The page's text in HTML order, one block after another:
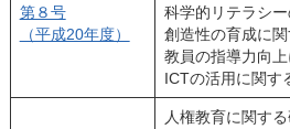
第８号
（平成20年度）
科学的リテラシ
創造性の育成に
教員の指導力向
ICTの活用に関す
人権教育に関す